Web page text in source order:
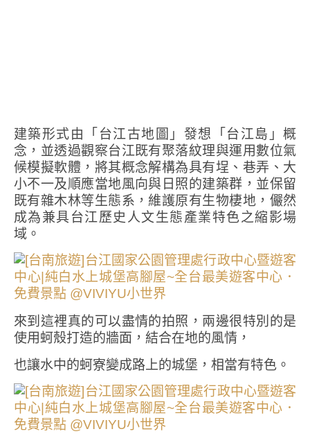
建築形式由「台江古地圖」發想「台江島」概
念，並透過觀察台江既有聚落紋理與運用數位氣
候模擬軟體，將其概念解構為具有埕、巷弄、大
小不一及順應當地風向與日照的建築群，並保留
既有雜木林等生態系，維護原有生物棲地，儼然
成為兼具台江歷史人文生態產業特色之縮影場
域。
來到這裡真的可以盡情的拍照，兩邊很特別的是
使用蚵殼打造的牆面，結合在地的風情，
也讓水中的蚵寮變成路上的城堡，相當有特色。